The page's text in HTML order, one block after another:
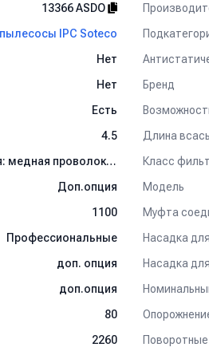
13366 ASDO
IPC Soteco
Нет
Нет Бренд
Есть
4.5 Длина
Класс "M"- мелкодисперсная, среднеопасная: медная проволока, жесть, никель, дерево, марганец, пыль на атомных электростанциях. Класс
Доп.опция Модель
1100 Муфта
Профессиональные Насадка
доп. опция Насадка
доп.опция
80
2260 Поворотные